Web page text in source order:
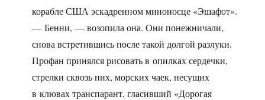
корабле США эскадренном миноносце «Эшафот».
— Бенни, — возопила она. Они понежничали,
снова встретившись после такой долгой разлуки.
Профан принялся рисовать в опилках сердечки,
стрелки сквозь них, морских чаек, несущих
в клювах транспарант, гласивший «Дорогая